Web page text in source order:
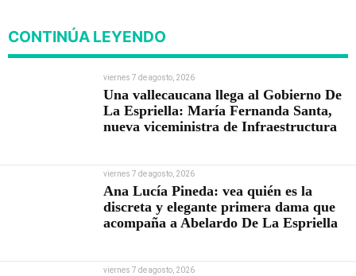
CONTINÚA LEYENDO
viernes 7 de agosto, 2026
Una vallecaucana llega al Gobierno De
La Espriella: María Fernanda Santa,
nueva viceministra de Infraestructura
viernes 7 de agosto, 2026
Ana Lucía Pineda: vea quién es la
discreta y elegante primera dama que
acompaña a Abelardo De La Espriella
viernes 7 de agosto, 2026